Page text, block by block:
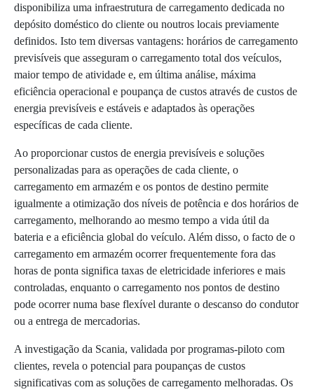
disponibiliza uma infraestrutura de carregamento dedicada no
depósito doméstico do cliente ou noutros locais previamente
definidos. Isto tem diversas vantagens: horários de carregamento
previsíveis que asseguram o carregamento total dos veículos,
maior tempo de atividade e, em última análise, máxima
eficiência operacional e poupança de custos através de custos de
energia previsíveis e estáveis e adaptados às operações
específicas de cada cliente.
Ao proporcionar custos de energia previsíveis e soluções
personalizadas para as operações de cada cliente, o
carregamento em armazém e os pontos de destino permite
igualmente a otimização dos níveis de potência e dos horários de
carregamento, melhorando ao mesmo tempo a vida útil da
bateria e a eficiência global do veículo. Além disso, o facto de o
carregamento em armazém ocorrer frequentemente fora das
horas de ponta significa taxas de eletricidade inferiores e mais
controladas, enquanto o carregamento nos pontos de destino
pode ocorrer numa base flexível durante o descanso do condutor
ou a entrega de mercadorias.
A investigação da Scania, validada por programas-piloto com
clientes, revela o potencial para poupanças de custos
significativas com as soluções de carregamento melhoradas. Os